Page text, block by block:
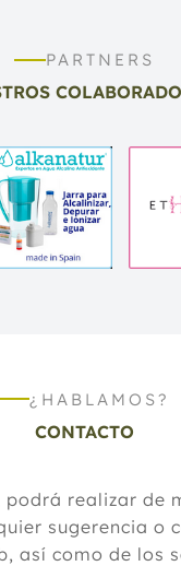
PARTNERS
¿HABLAMOS?
CONTACTO
podrá realizar de
sugerencia o
así como de los